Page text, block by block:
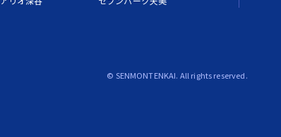
© SENMONTENKAI. All rights reserved.